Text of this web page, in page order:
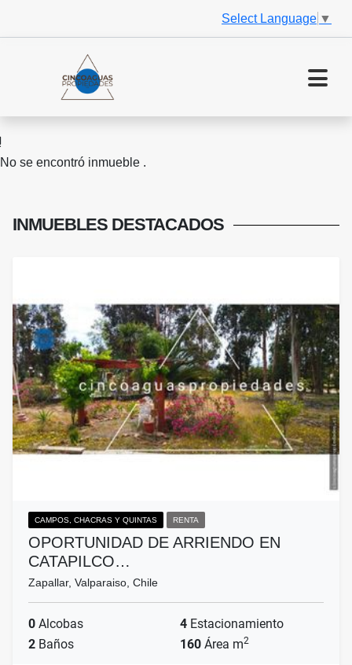
Select Language ▼
No se encontró inmueble .
INMUEBLES DESTACADOS
CAMPOS, CHACRAS Y QUINTAS RENTA
OPORTUNIDAD DE ARRIENDO EN
CATAPILCO…
Zapallar, Valparaiso, Chile
0 Alcobas 4 Estacionamiento
2 Baños 160 Área m2